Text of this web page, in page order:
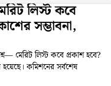
লিস্ট কবে
সম্ভাবনা,
মেরিট লিস্ট কবে প্রকাশ হবে?
হয়েছে। কমিশনের সর্বশেষ